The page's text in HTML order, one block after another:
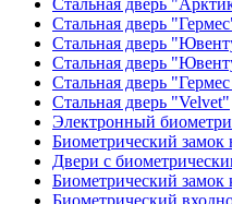
Стальная дверь
Стальная дверь
Стальная дверь
Стальная дверь
Стальная дверь
Стальная дверь "Velvet"
Электронный
Биометрический замок
Двери с
Биометрический замок
Биометрический